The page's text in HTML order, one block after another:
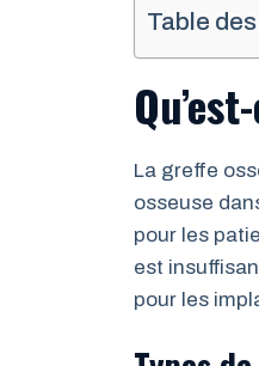
Table
La greffe
osseuse
pour les
est
pour les